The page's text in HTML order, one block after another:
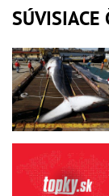
SÚVISIACE